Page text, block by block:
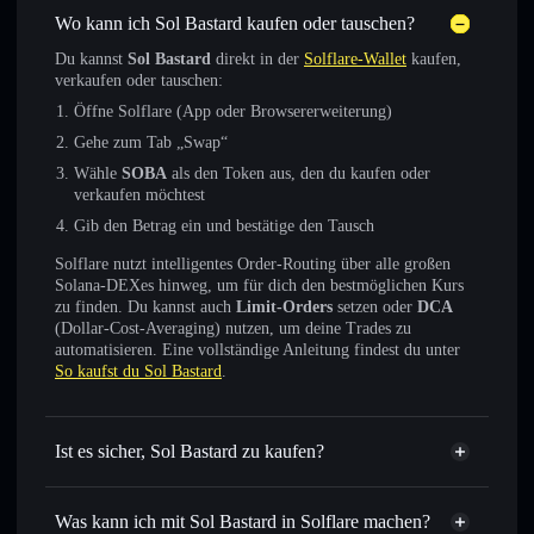
Wo kann ich Sol Bastard kaufen oder tauschen?
Du kannst Sol Bastard direkt in der Solflare-Wallet kaufen,
verkaufen oder tauschen:
Öffne Solflare (App oder Browsererweiterung)
Gehe zum Tab „Swap“
Wähle SOBA als den Token aus, den du kaufen oder
verkaufen möchtest
Gib den Betrag ein und bestätige den Tausch
Solflare nutzt intelligentes Order-Routing über alle großen
Solana-DEXes hinweg, um für dich den bestmöglichen Kurs
zu finden. Du kannst auch Limit-Orders setzen oder DCA
(Dollar-Cost-Averaging) nutzen, um deine Trades zu
automatisieren. Eine vollständige Anleitung findest du unter
So kaufst du Sol Bastard.
Ist es sicher, Sol Bastard zu kaufen?
Sol Bastard verifizierter Token
Was kann ich mit Sol Bastard in Solflare machen?